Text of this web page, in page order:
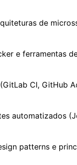
de
e ferramentas
(GitLab CI, GitHub
automatizados
patterns e